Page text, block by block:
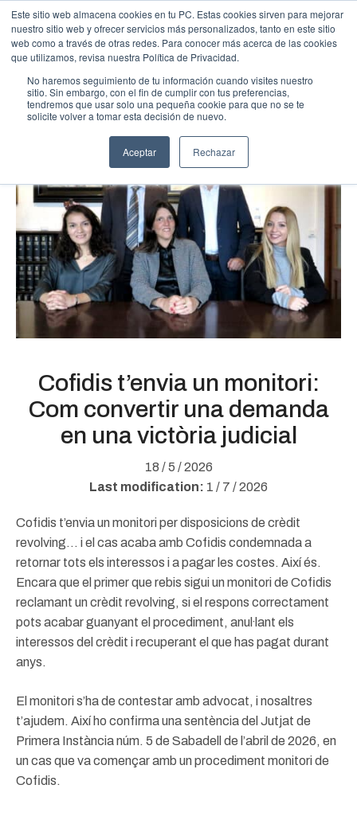
Este sitio web almacena cookies en tu PC. Estas cookies sirven para mejorar
nuestro sitio web y ofrecer servicios más personalizados, tanto en este sitio
web como a través de otras redes. Para conocer más acerca de las cookies
que utilizamos, revisa nuestra Política de Privacidad.
No haremos seguimiento de tu información cuando visites nuestro
sitio. Sin embargo, con el fin de cumplir con tus preferencias,
tendremos que usar solo una pequeña cookie para que no se te
solicite volver a tomar esta decisión de nuevo.
Aceptar Rechazar
Cofidis t’envia un monitori:
Com convertir una demanda
en una victòria judicial
18 / 5 / 2026
Last modification: 1 / 7 / 2026
Cofidis t’envia un monitori per disposicions de crèdit
revolving… i el cas acaba amb Cofidis condemnada a
retornar tots els interessos i a pagar les costes. Així és.
Encara que el primer que rebis sigui un monitori de Cofidis
reclamant un crèdit revolving, si el respons correctament
pots acabar guanyant el procediment, anul·lant els
interessos del crèdit i recuperant el que has pagat durant
anys.
El monitori s’ha de contestar amb advocat, i nosaltres
t’ajudem. Així ho confirma una sentència del Jutjat de
Primera Instància núm. 5 de Sabadell de l’abril de 2026, en
un cas que va començar amb un procediment monitori de
Cofidis.